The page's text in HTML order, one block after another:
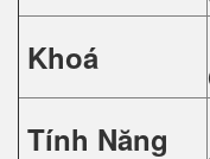
Khoá
Tính Năng